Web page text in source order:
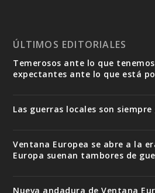
ÚLTIMOS EDITORIALES
Temerosos ante lo que
expectantes ante lo que está
Las guerras locales son
Ventana Europea se abre a la
Europa suenan tambores de
Nueva andadura de Ventana